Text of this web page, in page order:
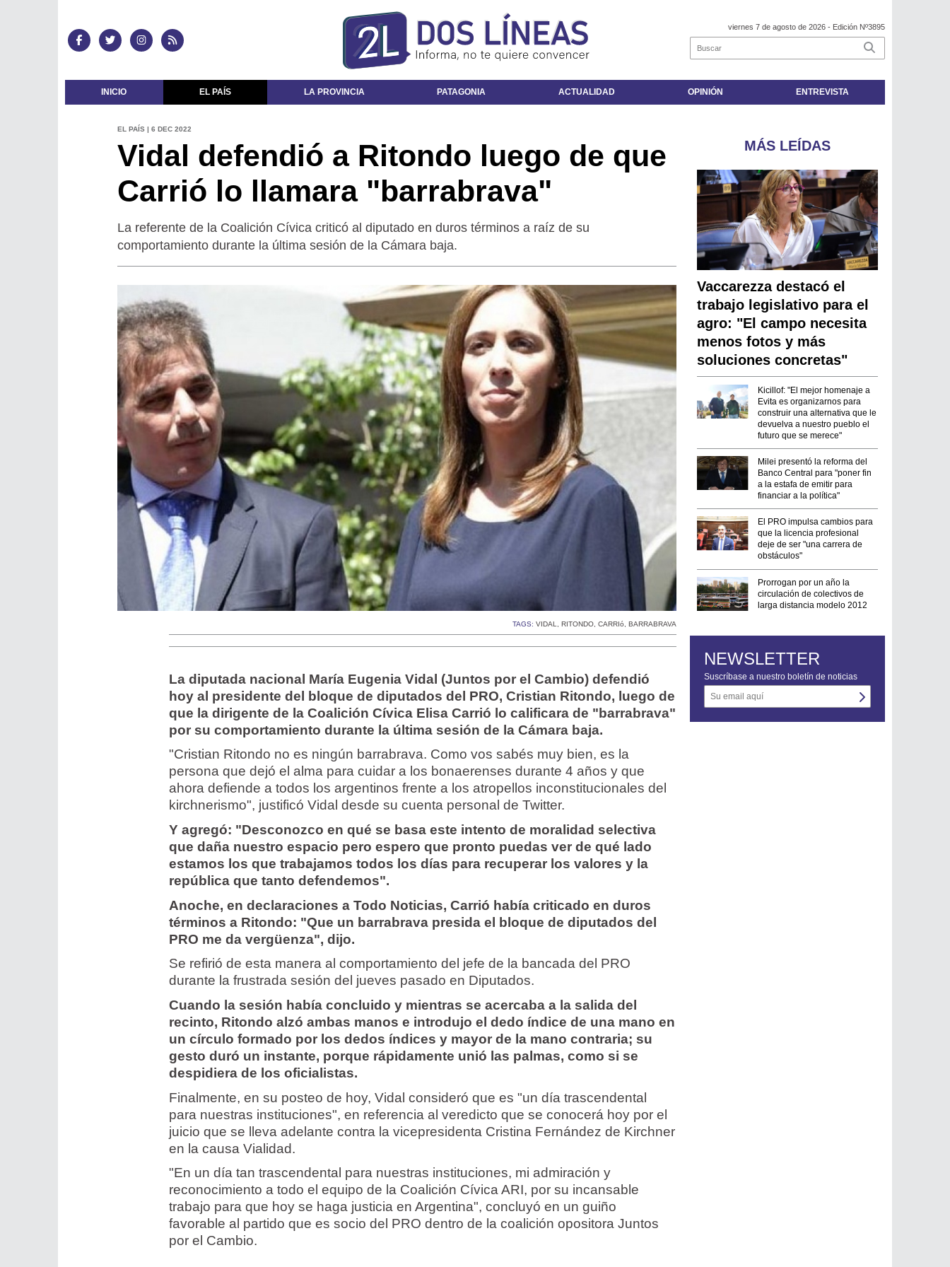
viernes 7 de agosto de 2026 - Edición Nº3895
INICIO EL PAÍS LA PROVINCIA PATAGONIA ACTUALIDAD OPINIÓN ENTREVISTA
EL PAÍS | 6 DEC 2022
Vidal defendió a Ritondo luego de que
Carrió lo llamara "barrabrava"
La referente de la Coalición Cívica criticó al diputado en duros términos a raíz de su
comportamiento durante la última sesión de la Cámara baja.
TAGS:VIDAL ,RITONDO ,CARRIó ,BARRABRAVA
La diputada nacional María Eugenia Vidal (Juntos por el Cambio) defendió
hoy al presidente del bloque de diputados del PRO, Cristian Ritondo, luego de
que la dirigente de la Coalición Cívica Elisa Carrió lo calificara de "barrabrava"
por su comportamiento durante la última sesión de la Cámara baja.
"Cristian Ritondo no es ningún barrabrava. Como vos sabés muy bien, es la
persona que dejó el alma para cuidar a los bonaerenses durante 4 años y que
ahora defiende a todos los argentinos frente a los atropellos inconstitucionales del
kirchnerismo", justificó Vidal desde su cuenta personal de Twitter.
Y agregó: "Desconozco en qué se basa este intento de moralidad selectiva
que daña nuestro espacio pero espero que pronto puedas ver de qué lado
estamos los que trabajamos todos los días para recuperar los valores y la
república que tanto defendemos".
Anoche, en declaraciones a Todo Noticias, Carrió había criticado en duros
términos a Ritondo: "Que un barrabrava presida el bloque de diputados del
PRO me da vergüenza", dijo.
Se refirió de esta manera al comportamiento del jefe de la bancada del PRO
durante la frustrada sesión del jueves pasado en Diputados.
Cuando la sesión había concluido y mientras se acercaba a la salida del
recinto, Ritondo alzó ambas manos e introdujo el dedo índice de una mano en
un círculo formado por los dedos índices y mayor de la mano contraria; su
gesto duró un instante, porque rápidamente unió las palmas, como si se
despidiera de los oficialistas.
Finalmente, en su posteo de hoy, Vidal consideró que es "un día trascendental
para nuestras instituciones", en referencia al veredicto que se conocerá hoy por el
juicio que se lleva adelante contra la vicepresidenta Cristina Fernández de Kirchner
en la causa Vialidad.
"En un día tan trascendental para nuestras instituciones, mi admiración y
reconocimiento a todo el equipo de la Coalición Cívica ARI, por su incansable
trabajo para que hoy se haga justicia en Argentina", concluyó en un guiño
favorable al partido que es socio del PRO dentro de la coalición opositora Juntos
por el Cambio.
MÁS LEÍDAS
Vaccarezza destacó el
trabajo legislativo para el
agro: "El campo necesita
menos fotos y más
soluciones concretas"
Kicillof: "El mejor homenaje a
Evita es organizarnos para
construir una alternativa que le
devuelva a nuestro pueblo el
futuro que se merece"
Milei presentó la reforma del
Banco Central para "poner fin
a la estafa de emitir para
financiar a la política"
El PRO impulsa cambios para
que la licencia profesional
deje de ser "una carrera de
obstáculos"
Prorrogan por un año la
circulación de colectivos de
larga distancia modelo 2012
NEWSLETTER
Suscríbase a nuestro boletín de noticias